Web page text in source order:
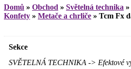
Domů » Obchod » Světelná technika »
Konfety » Metače a chrliče » Tcm Fx
Sekce
SVĚTELNÁ TECHNIKA -> Efektové